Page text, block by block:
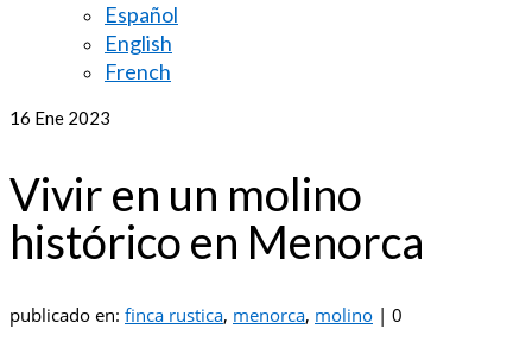
Español
English
French
16 Ene 2023
Vivir en un molino
histórico en Menorca
publicado en: finca rustica, menorca, molino | 0